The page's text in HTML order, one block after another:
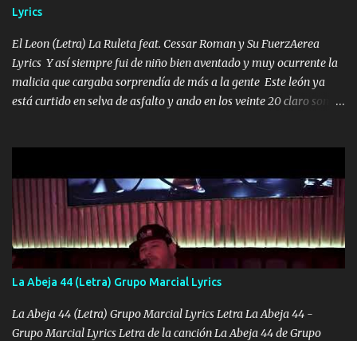
VIO POR LA FAMILIA PARA QUE SIGA EL LEGADO Es el DOS de
los HERMANOS un cerebro inteligente y com...
Lyrics
El Leon (Letra) La Ruleta feat. Cessar Roman y Su FuerzAerea
Lyrics Y así siempre fui de niño bien aventado y muy ocurrente la
malicia que cargaba sorprendía de más a la gente Este león ya
está curtido en selva de asfalto y ando en los veinte 20 claro son
pa más pues hay charola les voy a dar hasta topar pues no hay de
otra Música Surcando bien mi camino voy por mi línea no veo a
los lados aquel que no corre vuela no se me duerm voy chicoteado
Ya pasé varias hazañas ya tienen rato que me agarran el colmillo
de este León los estatales no sé esperaron Al tiro esta la PrimiZa
también la nueve que cargo al lado doy la mano al que su amigo y
al traicionero damos pa abajo Y No me paran aquí hay pa más
pues hay charola les voy a dar hasta topar pues no hay de otra...
La Abeja 44 (Letra) Grupo Marcial Lyrics
La Abeja 44 (Letra) Grupo Marcial Lyrics Letra La Abeja 44 -
Grupo Marcial Lyrics Letra de la canción La Abeja 44 de Grupo